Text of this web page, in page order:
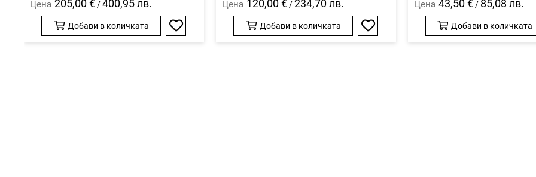
Цена 205,00 €/400,95 лв.
Добави в количката
Добави
Цена 120,00 €/234,70 лв.
Добави в количката
Добави
Цена 43,50 €/ 85,08 лв.
Добави в количката